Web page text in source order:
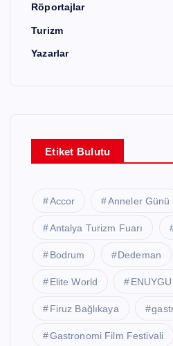
Röportajlar
Turizm
Yazarlar
Etiket Bulutu
Accor Anneler Günü
Antalya Turizm Fuarı
Bodrum Dedeman
Elite World
Firuz Bağlıkaya
Gastronomi Film Festivali